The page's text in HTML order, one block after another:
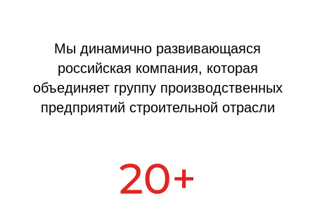
Мы динамично развивающаяся
российская компания, которая
объединяет группу производственных
предприятий строительной отрасли